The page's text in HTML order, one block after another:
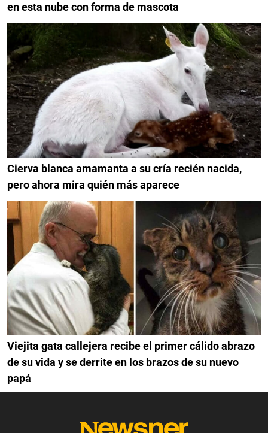
en esta nube con forma de mascota
Cierva blanca amamanta a su cría recién nacida,
pero ahora mira quién más aparece
Viejita gata callejera recibe el primer cálido abrazo
de su vida y se derrite en los brazos de su nuevo
papá